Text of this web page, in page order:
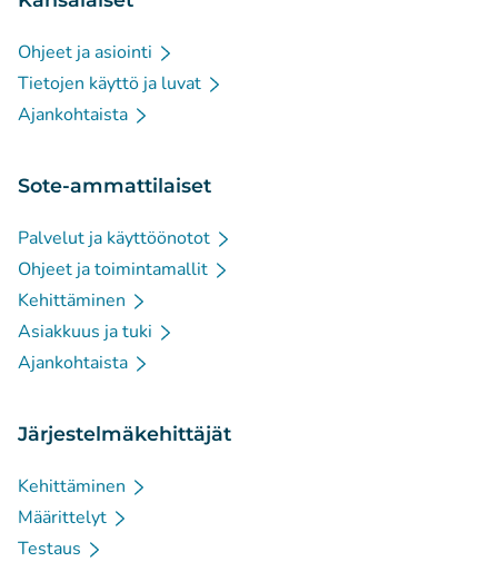
Ohjeet ja asiointi
Tietojen käyttö ja luvat
Ajankohtaista
Sote-ammattilaiset
Palvelut ja käyttöönotot
Ohjeet ja toimintamallit
Kehittäminen
Asiakkuus ja tuki
Ajankohtaista
Järjestelmäkehittäjät
Kehittäminen
Määrittelyt
Testaus